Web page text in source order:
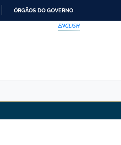
ÓRGÃOS DO GOVERNO
ENGLISH